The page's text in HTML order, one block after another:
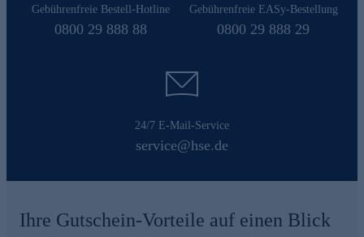
Gebührenfreie Bestell-Hotline
0800 29 888 88
Gebührenfreie EASy-Bestellung
0800 29 888 29
24/7 E-Mail-Service
service@hse.de
Ihre Gutschein-Vorteile auf einen Blick